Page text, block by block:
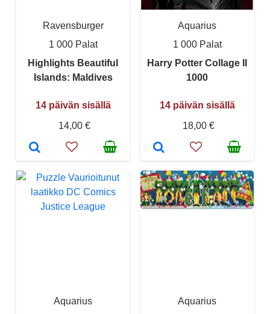
Ravensburger
1 000 Palat
Highlights Beautiful
Islands: Maldives
14 päivän sisällä
14,00 €
Aquarius
1 000 Palat
Harry Potter Collage II
1000
14 päivän sisällä
18,00 €
Aquarius
Aquarius